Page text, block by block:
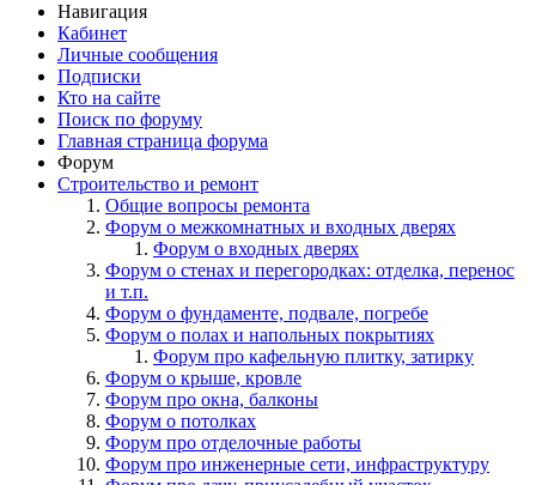
Навигация
Кабинет
Личные сообщения
Подписки
Кто на сайте
Поиск по форуму
Главная страница форума
Форум
Строительство и ремонт
Общие вопросы ремонта
Форум о межкомнатных и входных дверях
Форум о входных дверях
Форум о стенах и перегородках: отделка, перенос
и т.п.
Форум о фундаменте, подвале, погребе
Форум о полах и напольных покрытиях
Форум про кафельную плитку, затирку
Форум о крыше, кровле
Форум про окна, балконы
Форум о потолках
Форум про отделочные работы
Форум про инженерные сети, инфраструктуру